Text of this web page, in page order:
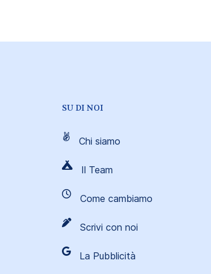
SU DI NOI
Chi siamo
Il Team
Come cambiamo
Scrivi con noi
La Pubblicità